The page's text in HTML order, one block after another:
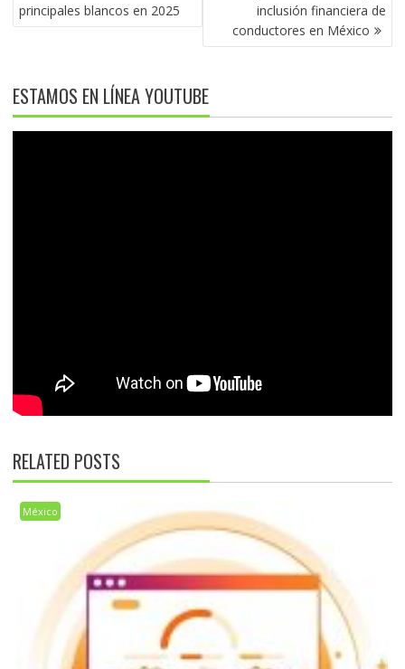
principales blancos en 2025
inclusión financiera de
conductores en México
ESTAMOS EN LÍNEA YOUTUBE
RELATED POSTS
México